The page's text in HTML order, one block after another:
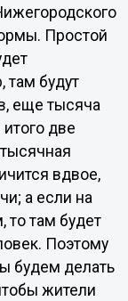
Простой
там будут
еще тысяча
две
вдвое,
а если на
там будет
Поэтому
будем делать
жители